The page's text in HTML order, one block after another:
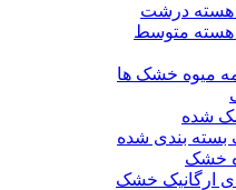
هسته درشت
هسته متوسط
میوه خشک ها
شده
بندی شده
خشک
ارگانیک خشک